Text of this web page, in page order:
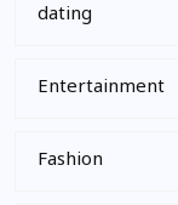
dating
Entertainment
Fashion